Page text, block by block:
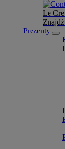
Le
Prezenty